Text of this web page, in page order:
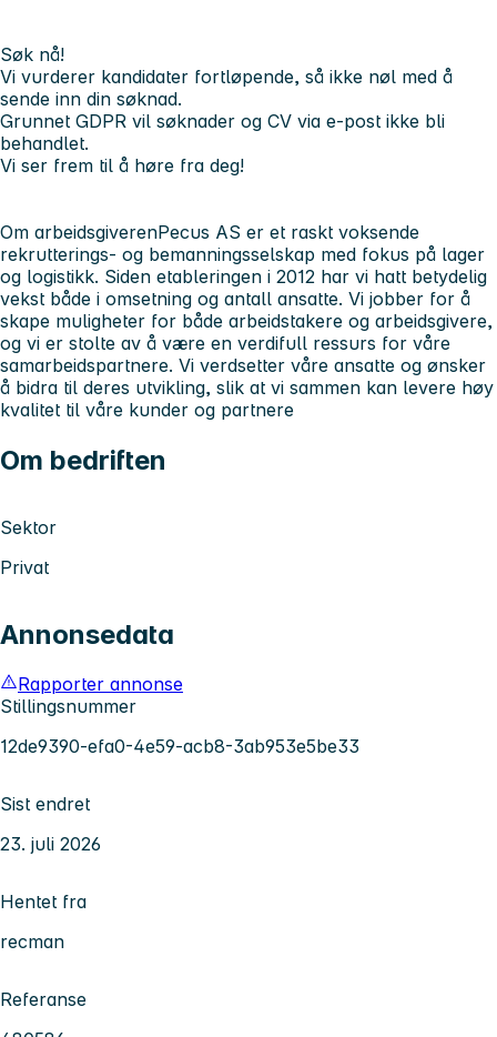
Søk nå!
Vi vurderer kandidater fortløpende, så ikke nøl med å
sende inn din søknad.
Grunnet GDPR vil søknader og CV via e-post ikke bli
behandlet.
Vi ser frem til å høre fra deg!
Om arbeidsgiverenPecus AS er et raskt voksende
rekrutterings- og bemanningsselskap med fokus på lager
og logistikk. Siden etableringen i 2012 har vi hatt betydelig
vekst både i omsetning og antall ansatte. Vi jobber for å
skape muligheter for både arbeidstakere og arbeidsgivere,
og vi er stolte av å være en verdifull ressurs for våre
samarbeidspartnere. Vi verdsetter våre ansatte og ønsker
å bidra til deres utvikling, slik at vi sammen kan levere høy
kvalitet til våre kunder og partnere
Om bedriften
Sektor
Privat
Annonsedata
Rapporter annonse
Stillingsnummer
12de9390-efa0-4e59-acb8-3ab953e5be33
Sist endret
23. juli 2026
Hentet fra
recman
Referanse